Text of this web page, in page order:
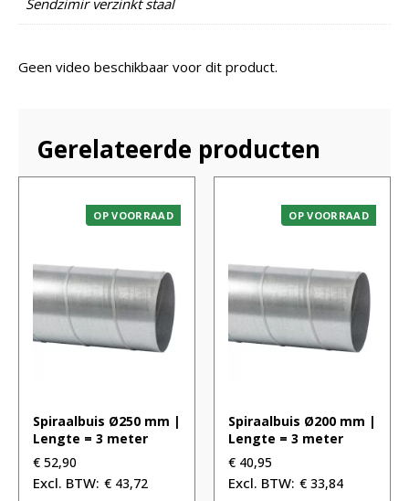
Geen video beschikbaar voor dit product.
Gerelateerde producten
OP VOORRAAD
Spiraalbuis Ø250 mm |
Lengte = 3 meter
€ 52,90
€ 43,72
OP VOORRAAD
Spiraalbuis Ø200 mm |
Lengte = 3 meter
€ 40,95
€ 33,84